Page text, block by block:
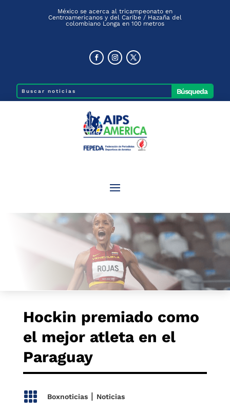
México se acerca al tricampeonato en
Centroamericanos y del Caribe / Hazaña del
colombiano Longa en 100 metros
Hockin premiado como
el mejor atleta en el
Paraguay
 Boxnoticias| Noticias